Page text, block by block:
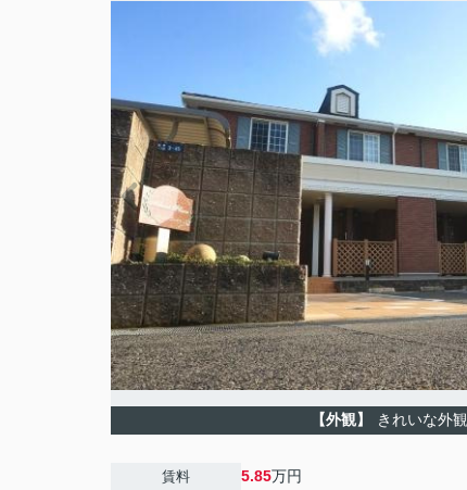
【外観】 きれいな外
賃料 5.85万円